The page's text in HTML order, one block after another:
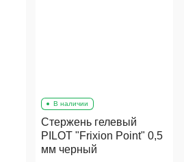
В наличии
Стержень гелевый
PILOT "Frixion Point" 0,5
мм черный